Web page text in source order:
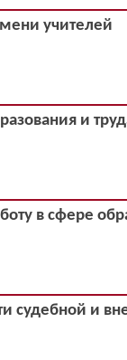
учителей
и
в сфере
судебной и